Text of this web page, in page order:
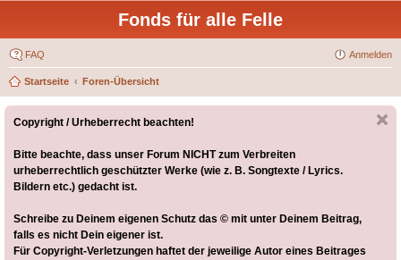
Fonds für alle Felle
FAQ Anmelden
Startseite Foren-Übersicht
Copyright / Urheberrecht beachten!
Bitte beachte, dass unser Forum NICHT zum Verbreiten
urheberrechtlich geschützter Werke (wie z. B. Songtexte / Lyrics.
Bildern etc.) gedacht ist.
Schreibe zu Deinem eigenen Schutz das © mit unter Deinem Beitrag,
falls es nicht Dein eigener ist.
Für Copyright-Verletzungen haftet der jeweilige Autor eines Beitrages